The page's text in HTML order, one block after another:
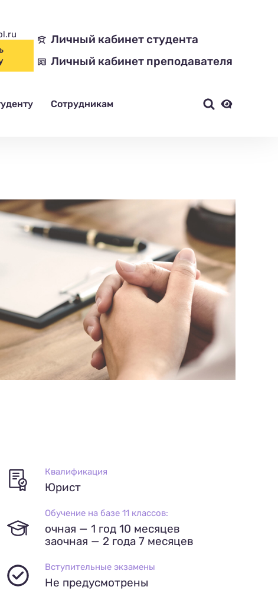
Личный кабинет студента
Личный кабинет преподавателя
Сотрудникам
Квалификация
Юрист
Обучение на базе 11 классов:
очная — 1 год 10 месяцев
заочная — 2 года 7 месяцев
Вступительные экзамены
Не предусмотрены